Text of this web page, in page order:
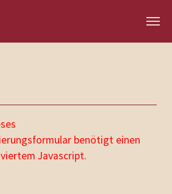
benötigt einen
Javascript.